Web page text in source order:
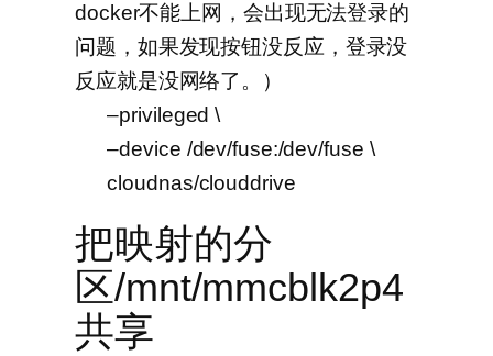
docker不能上网，会出现无法登录的
问题，如果发现按钮没反应，登录没
反应就是没网络了。）
–privileged \
–device /dev/fuse:/dev/fuse \
cloudnas/clouddrive
把映射的分
区/mnt/mmcblk2p4
共享